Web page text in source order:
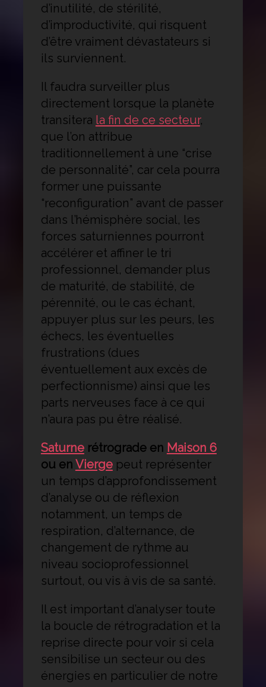
d’inutilité, de stérilité,
d’improductivité, qui risquent
d’être vraiment dévastateurs si
ils surviennent.
Il faudra surveiller plus
directement lorsque la planète
transitera la fin de ce secteur,
que l’on attribue
traditionnellement à une “crise
de personnalité”, car cela pourra
former une puissante
“reconfiguration” avant de passer
dans l’hémisphère social, les
forces saturniennes pourront
accélérer et affiner le tri
professionnel, demander plus
de maturité, de stabilité, de
pérennité, ou le cas échant,
appuyer plus sur les peurs, les
échecs, les éventuelles
frustrations (dues
éventuellement aux excès de
perfectionnisme) ainsi que les
parts nerveuses face à ce qui
n’aura pas pu être réalisé.
Saturnerétrograde en Maison 6
ou en Viergepeut représenter
un temps d’approfondissement
d’analyse ou de réflexion
notamment, un temps de
respiration, d’alternance, de
changement de rythme au
niveau socioprofessionnel
surtout, ou vis à vis de sa santé.
Il est important d’analyser toute
la boucle de rétrogradation et la
reprise directe pour voir si cela
sensibilise un secteur ou des
énergies en particulier de notre